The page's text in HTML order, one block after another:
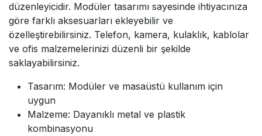
düzenleyicidir. Modüler tasarımı sayesinde ihtiyacınıza
göre farklı aksesuarları ekleyebilir ve
özelleştirebilirsiniz. Telefon, kamera, kulaklık, kablolar
ve ofis malzemelerinizi düzenli bir şekilde
saklayabilirsiniz.
Tasarım: Modüler ve masaüstü kullanım için
uygun
Malzeme: Dayanıklı metal ve plastik
kombinasyonu